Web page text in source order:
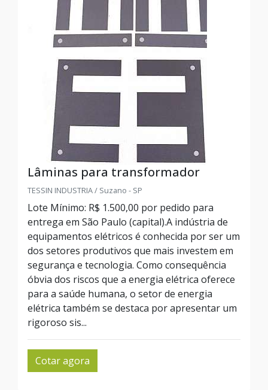
Lâminas para transformador
TESSIN INDUSTRIA / Suzano - SP
Lote Mínimo: R$ 1.500,00 por pedido para
entrega em São Paulo (capital).A indústria de
equipamentos elétricos é conhecida por ser um
dos setores produtivos que mais investem em
segurança e tecnologia. Como consequência
óbvia dos riscos que a energia elétrica oferece
para a saúde humana, o setor de energia
elétrica também se destaca por apresentar um
rigoroso sis...
Cotar agora